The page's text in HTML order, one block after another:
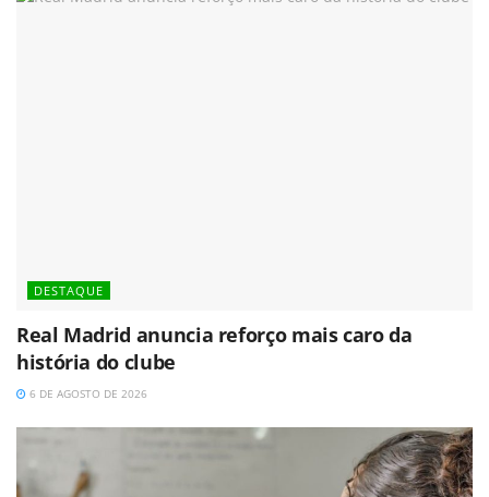
DESTAQUE
Real Madrid anuncia reforço mais caro da
história do clube
6 DE AGOSTO DE 2026